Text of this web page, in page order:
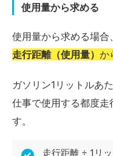
使用量から求める
使用量から求める場合
走行距離（使用量） か
ガソリン1リットルあ
仕事で使用する都度走
す。
走行距離 ÷ 1リ